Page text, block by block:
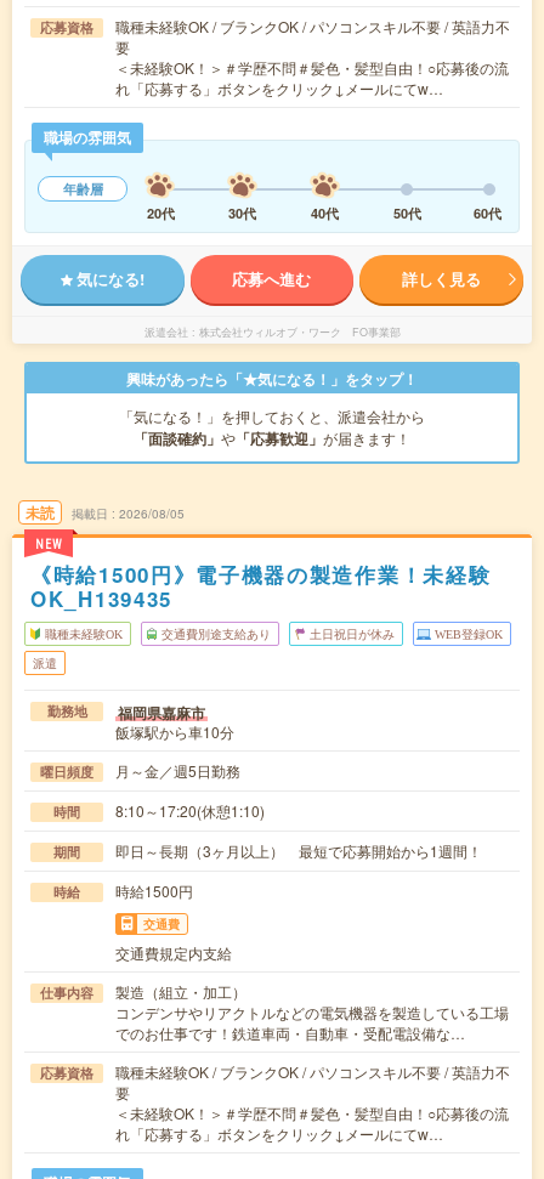
応募資格
職種未経験OK / ブランクOK / パソコンスキル不要 / 英語力不
要
＜未経験OK！＞＃学歴不問＃髪色・髪型自由！○応募後の流
れ「応募する」ボタンをクリック↓メールにてw…
職場の雰囲気
年齢層
20代
30代 40代 50代 60代
気になる! 応募へ進む 詳しく見る
派遣会社 株式会社ウィルオブ・ワーク FO事業部
興味があったら「★気になる！」をタップ！
「気になる！」を押しておくと、派遣会社から
「面談確約」 や 「応募歓迎」 が届きます！
未読
NEW
掲載日 2026/08/05
《時給1500円》電子機器の製造作業！未経験
OK_H139435
職種未経験OK 交通費別途支給あり 土日祝日が休み WEB登録OK
派遣
勤務地 福岡県嘉麻市
飯塚駅から車10分
曜日頻度 月～金／週5日勤務
時間 8:10～17:20(休憩1:10)
期間 即日～長期（3ヶ月以上） 最短で応募開始から1週間！
時給 時給1500円
交通費
交通費規定内支給
仕事内容
製造（組立・加工）
コンデンサやリアクトルなどの電気機器を製造している工場
でのお仕事です！鉄道車両・自動車・受配電設備な…
応募資格
職種未経験OK / ブランクOK / パソコンスキル不要 / 英語力不
要
＜未経験OK！＞＃学歴不問＃髪色・髪型自由！○応募後の流
れ「応募する」ボタンをクリック↓メールにてw…